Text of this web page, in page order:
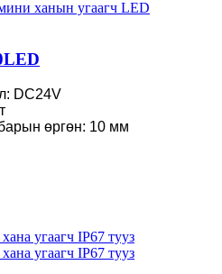
DC24V
өргөн: 10 мм